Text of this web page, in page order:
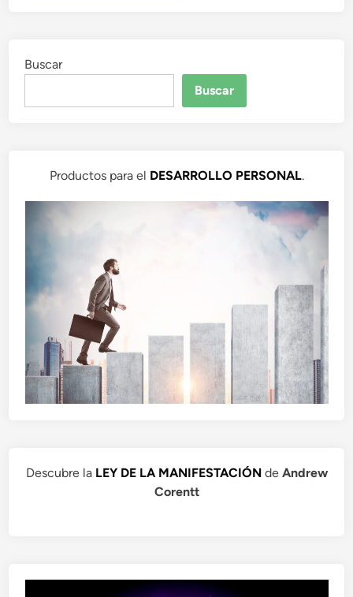
Buscar
Buscar
Productos para el DESARROLLO PERSONAL.
Descubre la LEY DE LA MANIFESTACIÓNde Andrew
Corentt